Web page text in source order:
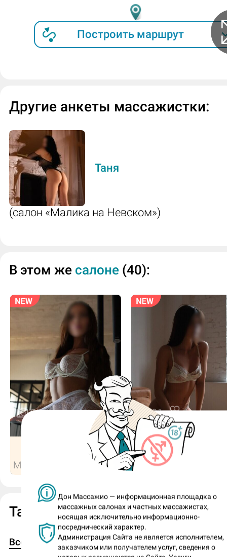
Дон Массажио — информационная площадка о
массажных салонах и частных массажистах,
носящая исключительно информационно-
посреднический характер.
Администрация Сайта не является исполнителем,
заказчиком или получателем услуг, сведения о
Построить маршрут
Другие анкеты массажистки:
Таня
(салон «Малика на Невском»)
В этом же салоне (40):
Алла, 28
Малика на Загородном
23
отдыхает
Женя, 23
Малика на
21
Таня в Журнале ДМ
Все Лучшие сиськи1